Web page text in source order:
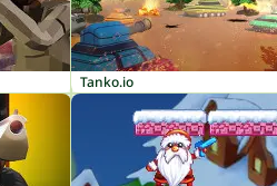
Tanko.io